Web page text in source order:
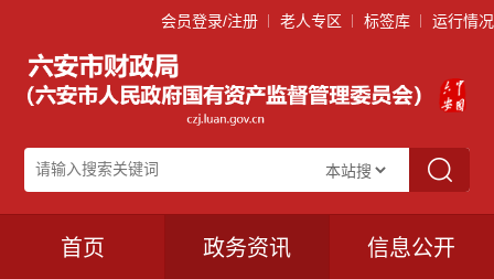
会员登录/注册 老人专区 标签库 运行情况
首页 政务资讯 信息公开